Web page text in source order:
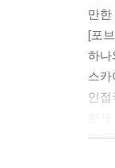
최
라
대
일
만
[포
하
스
인
(본